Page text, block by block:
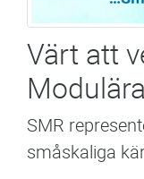
Värt att
SMR
småskaliga